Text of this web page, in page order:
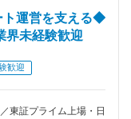
ト運営を支える◆
界未経験歓迎
歓迎
東証プライム上場・日